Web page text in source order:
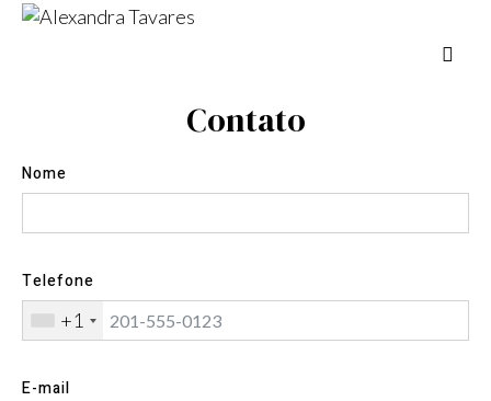
Contato
Nome
Telefone
+1
E-mail